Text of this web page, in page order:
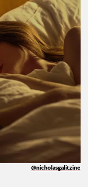
@nicholasgalitzine